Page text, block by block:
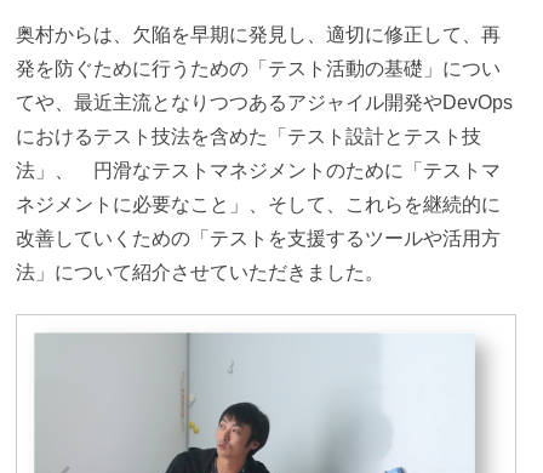
奥村からは、欠陥を早期に発見し、適切に修正して、再
発を防ぐために行うための「テスト活動の基礎」につい
てや、最近主流となりつつあるアジャイル開発やDevOps
におけるテスト技法を含めた「テスト設計とテスト技
法」、 円滑なテストマネジメントのために「テストマ
ネジメントに必要なこと」、そして、これらを継続的に
改善していくための「テストを支援するツールや活用方
法」について紹介させていただきました。